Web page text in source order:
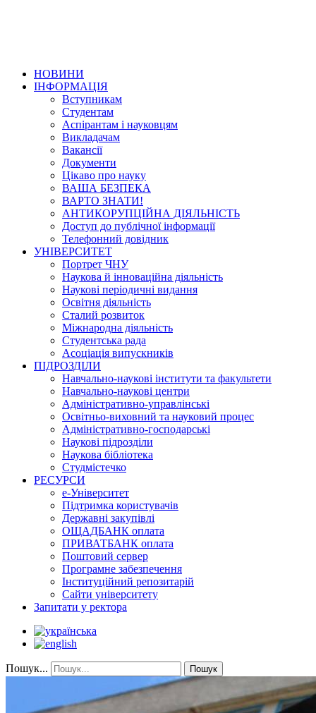
НОВИНИ
ІНФОРМАЦІЯ
Вступникам
Студентам
Аспірантам і науковцям
Викладачам
Вакансії
Документи
Цікаво про науку
ВАША БЕЗПЕКА
ВАРТО ЗНАТИ!
АНТИКОРУПЦІЙНА ДІЯЛЬНІСТЬ
Доступ до публічної інформації
Телефонний довідник
УНІВЕРСИТЕТ
Портрет ЧНУ
Наукова й інноваційна діяльність
Наукові періодичні видання
Освітня діяльність
Сталий розвиток
Міжнародна діяльність
Студентська рада
Асоціація випускників
ПІДРОЗДІЛИ
Навчально-наукові інститути та факультети
Навчально-наукові центри
Адміністративно-управлінські
Освітньо-виховний та науковий процес
Адміністративно-господарські
Наукові підрозділи
Наукова бібліотека
Студмістечко
РЕСУРСИ
е-Університет
Підтримка користувачів
Державні закупівлі
ОЩАДБАНК оплата
ПРИВАТБАНК оплата
Поштовий сервер
Програмне забезпечення
Інституційний репозитарій
Сайти університету
Запитати у ректора
Пошук... Пошук